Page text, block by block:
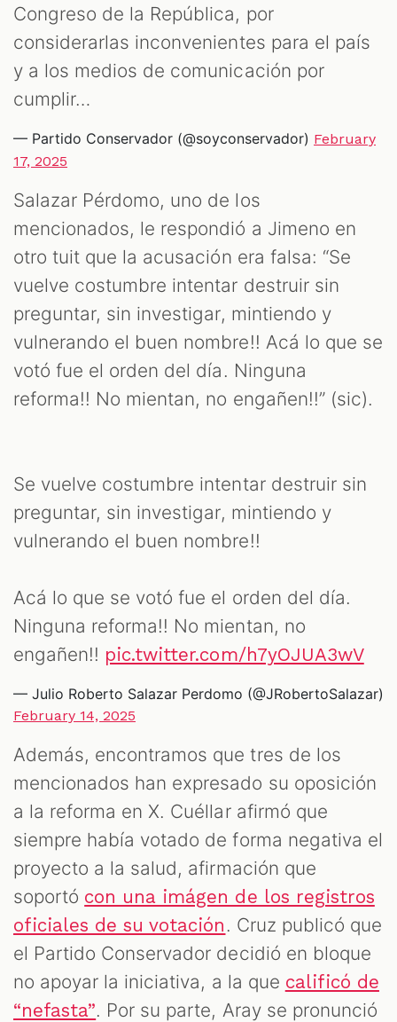
Congreso de la República, por
considerarlas inconvenientes para el país
y a los medios de comunicación por
cumplir…
— Partido Conservador (@soyconservador) February
17, 2025
Salazar Pérdomo, uno de los
mencionados, le respondió a Jimeno en
otro tuit que la acusación era falsa: “Se
vuelve costumbre intentar destruir sin
preguntar, sin investigar, mintiendo y
vulnerando el buen nombre!! Acá lo que se
votó fue el orden del día. Ninguna
reforma!! No mientan, no engañen!!” (sic).
Se vuelve costumbre intentar destruir sin
preguntar, sin investigar, mintiendo y
vulnerando el buen nombre!!
Acá lo que se votó fue el orden del día.
Ninguna reforma!! No mientan, no
engañen!! pic.twitter.com/h7yOJUA3wV
— Julio Roberto Salazar Perdomo (@JRobertoSalazar)
February 14, 2025
Además, encontramos que tres de los
mencionados han expresado su oposición
a la reforma en X. Cuéllar afirmó que
siempre había votado de forma negativa el
proyecto a la salud, afirmación que
soportó con una imágen de los registros
oficiales de su votación . Cruz publicó que
el Partido Conservador decidió en bloque
no apoyar la iniciativa, a la que calificó de
“nefasta”. Por su parte, Aray se pronunció